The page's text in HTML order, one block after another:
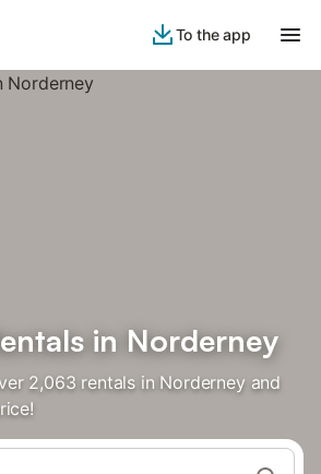
To the app
in Norderney
2,063 rentals in Norderney and